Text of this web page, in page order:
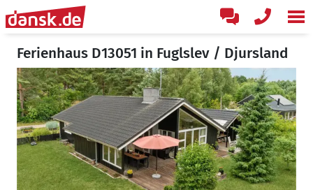
Ferienhaus D13051 in Fuglslev / Djursland